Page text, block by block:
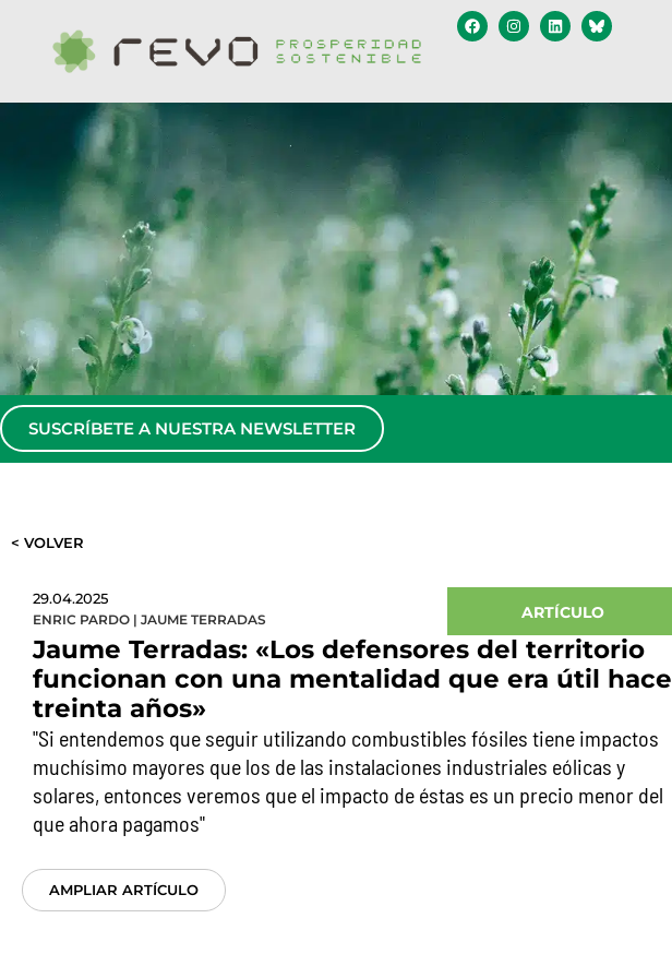
SUSCRÍBETE A NUESTRA NEWSLETTER
< VOLVER
29.04.2025
ENRIC PARDO | JAUME TERRADAS ARTÍCULO
Jaume Terradas: «Los defensores del territorio
funcionan con una mentalidad que era útil hace
treinta años»
"Si entendemos que seguir utilizando combustibles fósiles tiene impactos
muchísimo mayores que los de las instalaciones industriales eólicas y
solares, entonces veremos que el impacto de éstas es un precio menor del
que ahora pagamos"
AMPLIAR ARTÍCULO